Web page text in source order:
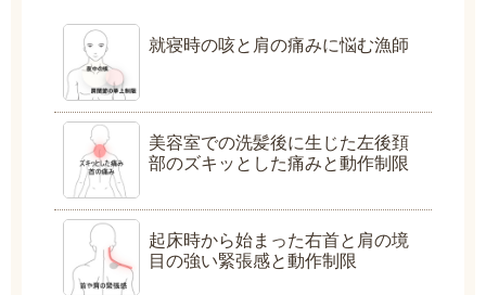
就寝時の咳と肩の痛みに悩む漁師
美容室での洗髪後に生じた左後頚
部のズキッとした痛みと動作制限
起床時から始まった右首と肩の境
目の強い緊張感と動作制限